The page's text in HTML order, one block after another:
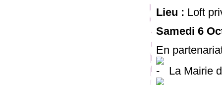
Lieu : Loft
Samedi 6
En
La Mairie